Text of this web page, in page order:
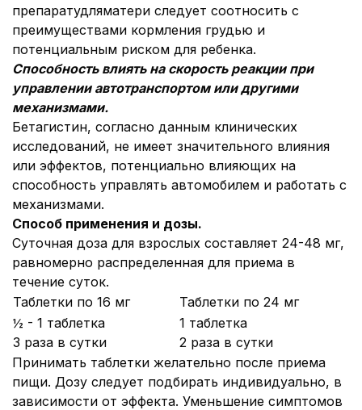
препаратудляматери следует соотносить с
преимуществами кормления грудью и
потенциальным риском для ребенка.
Способность влиять на скорость реакции при
управлении автотранспортом или другими
механизмами.
Бетагистин, согласно данным клинических
исследований, не имеет значительного влияния
или эффектов, потенциально влияющих на
способность управлять автомобилем и работать с
механизмами.
Способ применения и дозы.
Суточная доза для взрослых составляет 24-48 мг,
равномерно распределенная для приема в
течение суток.
Таблетки по 16 мг
Таблетки по 24 мг
½ - 1 таблетка
3 раза в сутки
1 таблетка
2 раза в сутки
Принимать таблетки желательно после приема
пищи. Дозу следует подбирать индивидуально, в
зависимости от эффекта. Уменьшение симптомов